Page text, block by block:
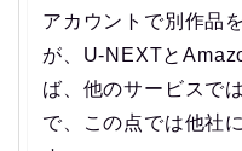
アカウントで別作品
が、U-NEXTと
ば、他のサービスで
で、この点では他社